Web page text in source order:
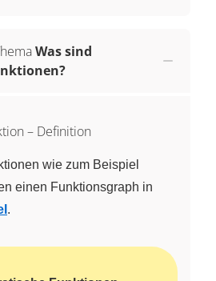
Was sind
– Definition
wie zum Beispiel
x^{2}
einen Funktionsgraph in
.